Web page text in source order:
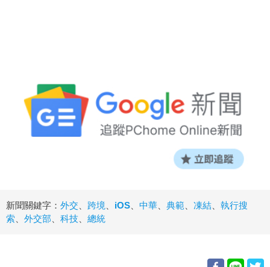
新聞關鍵字： 外交 跨境 iOS 中華 典範 凍結
執行搜
索
外交部 科技 總統